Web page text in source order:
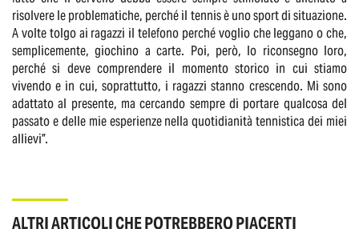
risolvere le problematiche, perché il tennis è uno sport di situazione.
A volte tolgo ai ragazzi il telefono perché voglio che leggano o che,
semplicemente, giochino a carte. Poi, però, lo riconsegno loro,
perché si deve comprendere il momento storico in cui stiamo
vivendo e in cui, soprattutto, i ragazzi stanno crescendo. Mi sono
adattato al presente, ma cercando sempre di portare qualcosa del
passato e delle mie esperienze nella quotidianità tennistica dei miei
allievi”.
ALTRI ARTICOLI CHE POTREBBERO PIACERTI